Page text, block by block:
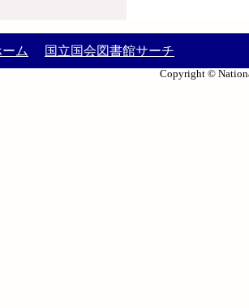
ム 国立国会図書館サーチ
Copyright ©